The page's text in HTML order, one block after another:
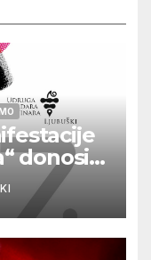
donosi
i